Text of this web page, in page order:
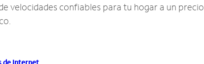
velocidades confiables para tu hogar a un precio